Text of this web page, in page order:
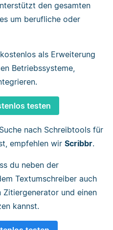
den gesamten
um berufliche oder
kostenlos als Erweiterung
Betriebssysteme,
testen
nach Schreibtools für
empfehlen wir Scribbr.
du neben der
Textumschreiber auch
Zitiergenerator und einen
kannst.